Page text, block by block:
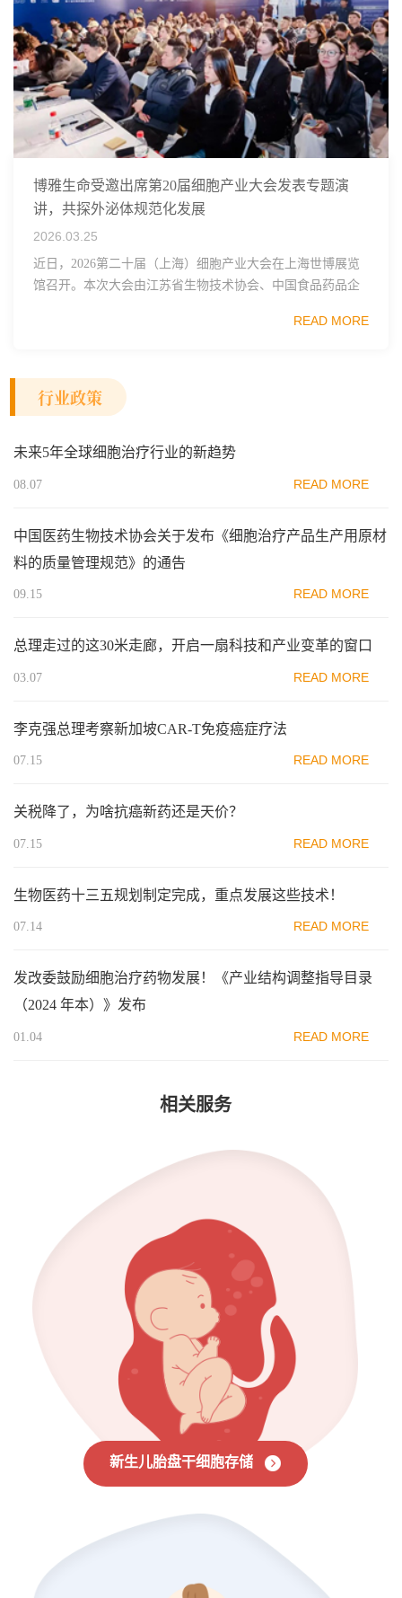
博雅生命受邀出席第20届细胞产业大会发表专题演
讲，共探外泌体规范化发展
2026.03.25
近日，2026第二十届（上海）细胞产业大会在上海世博展览
馆召开。本次大会由江苏省生物技术协会、中国食品药品企
范区生物医药行业协会、瑞士日内瓦长寿科学...
READ MORE
行业政策
未来5年全球细胞治疗行业的新趋势
08.07 READ MORE
中国医药生物技术协会关于发布《细胞治疗产品生产用原材
料的质量管理规范》的通告
09.15 READ MORE
总理走过的这30米走廊，开启一扇科技和产业变革的窗口
03.07 READ MORE
李克强总理考察新加坡CAR-T免疫癌症疗法
07.15 READ MORE
关税降了，为啥抗癌新药还是天价？
07.15 READ MORE
生物医药十三五规划制定完成，重点发展这些技术！
07.14 READ MORE
发改委鼓励细胞治疗药物发展！《产业结构调整指导目录
（2024 年本）》发布
01.04 READ MORE
相关服务
新生儿胎盘干细胞存储